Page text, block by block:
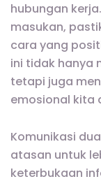
hubungan
masukan,
cara yang
ini tidak hanya
tetapi juga
emosional kita
Komunikasi
atasan untuk
keterbukaan